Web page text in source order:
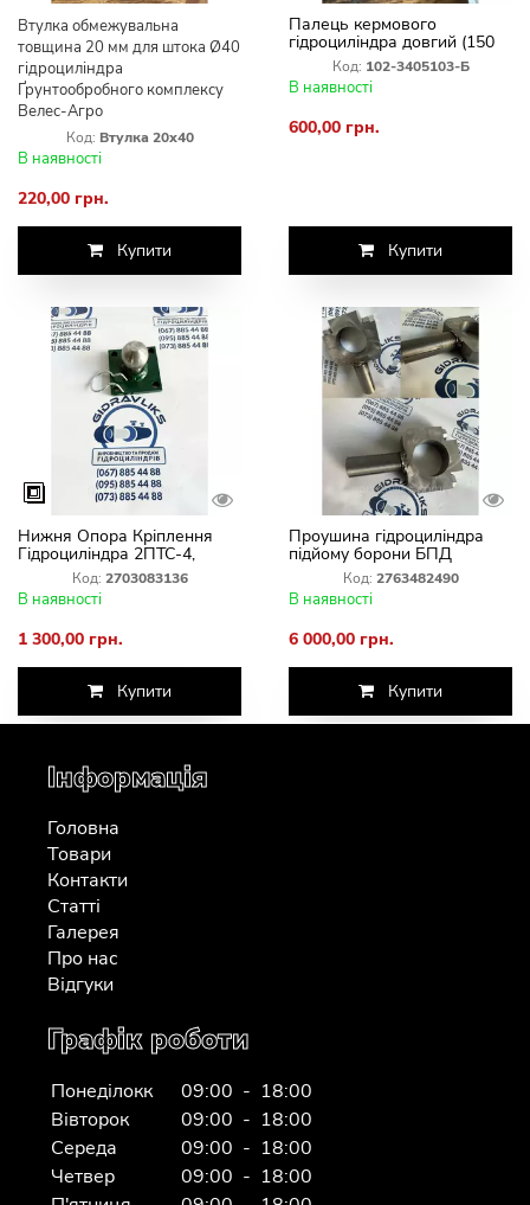
Втулка обмежувальна
товщина 20 мм для штока Ø40
гідроциліндра
Ґрунтообробного комплексу
Велес-Агро
Код: Втулка 20х40
В наявності
220,00 грн.
Купити
Палець кермового
гідроциліндра довгий (150
мм) МТЗ-82 під ГОРу
Код: 102-3405103-Б
В наявності
600,00 грн.
Купити
Нижня Опора Кріплення
Гідроциліндра 2ПТС-4,
2ПТС-6, 1ПТС-2 з Шаром
Ø50 ммКод: 2703083136
В наявності
1 300,00 грн.
Купити
Проушина гідроциліндра
підйому борони БПД
"Фрегат"Код: 2763482490
В наявності
6 000,00 грн.
Купити
Інформація
Головна
Товари
Контакти
Статті
Галерея
Про нас
Відгуки
Графік роботи
Понеділокк
09:00 - 18:00
Вівторок
09:00 - 18:00
Середа
09:00 - 18:00
Четвер
09:00 - 18:00